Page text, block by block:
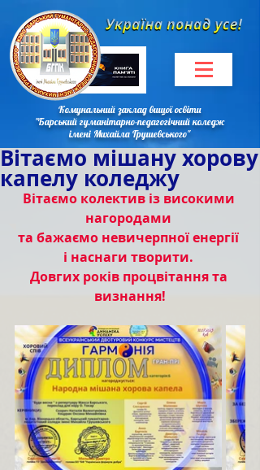
Комунальний заклад вищої освіти
"Барський гуманітарно-педагогічний коледж
імені Михайла Грушевського"
Вітаємо мішану хорову
капелу коледжу
Вітаємо колектив із високими
нагородами
та бажаємо невичерпної енергії
і наснаги творити.
Довгих років процвітання та
визнання!